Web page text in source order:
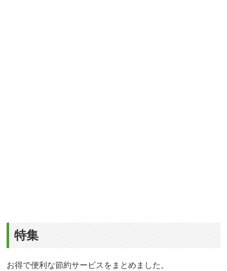
特集
お得で便利な節約サービスをまとめました。